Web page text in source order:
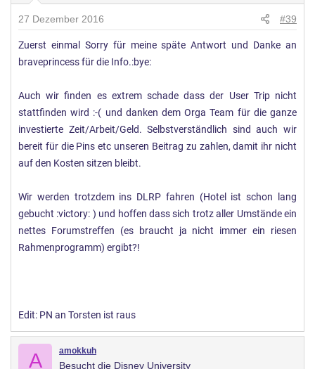
27 Dezember 2016 #39
Zuerst einmal Sorry für meine späte Antwort und Danke an
braveprincess für die Info.:bye:
Auch wir finden es extrem schade dass der User Trip nicht
stattfinden wird :-( und danken dem Orga Team für die ganze
investierte Zeit/Arbeit/Geld. Selbstverständlich sind auch wir
bereit für die Pins etc unseren Beitrag zu zahlen, damit ihr nicht
auf den Kosten sitzen bleibt.
Wir werden trotzdem ins DLRP fahren (Hotel ist schon lang
gebucht :victory: ) und hoffen dass sich trotz aller Umstände ein
nettes Forumstreffen (es braucht ja nicht immer ein riesen
Rahmenprogramm) ergibt?!
Edit: PN an Torsten ist raus
A amokkuh
Besucht die Disney University